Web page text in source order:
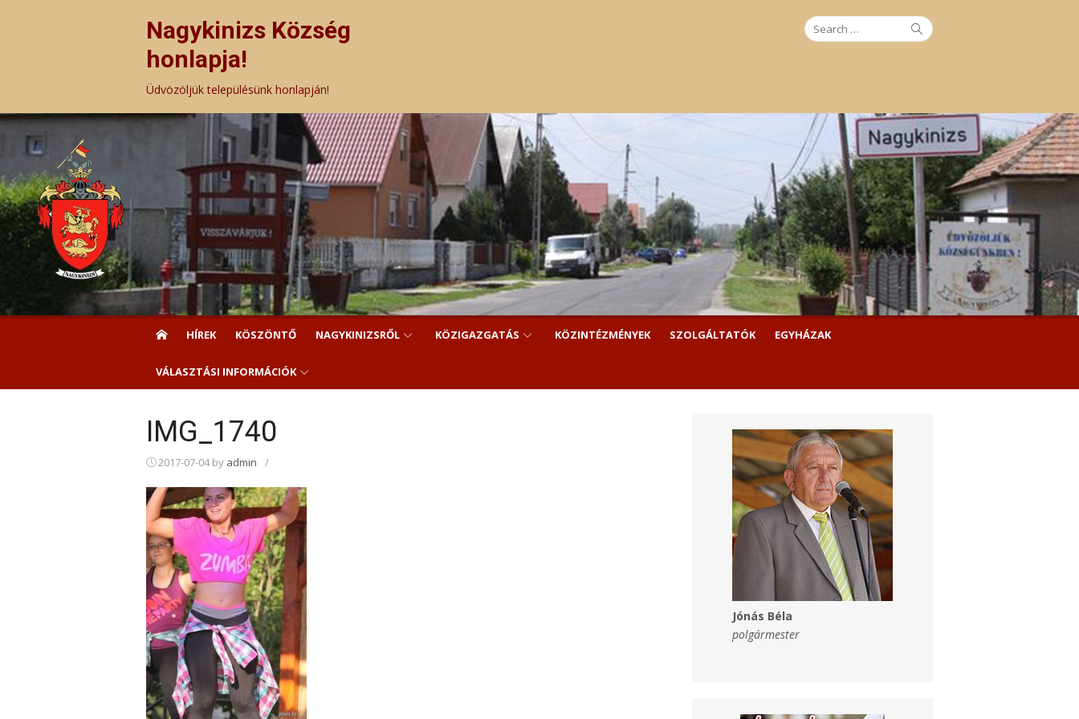
Nagykinizs Község
honlapja!
Üdvözöljük településünk honlapján!
Search
for: Search
HÍREK KÖSZÖNTŐ NAGYKINIZSRŐL KÖZIGAZGATÁS KÖZINTÉZMÉNYEK SZOLGÁLTATÓK EGYHÁZAK
VÁLASZTÁSI INFORMÁCIÓK
IMG_1740
2017-07-04by admin /
Jónás Béla
polgármester